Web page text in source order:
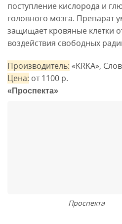
поступление кислорода и
головного мозга. Препарат
защищает кровяные клетки
воздействия свободных
Производитель: «KRKA»,
Цена: от 1100 р.
«Проспекта»
Проспекта